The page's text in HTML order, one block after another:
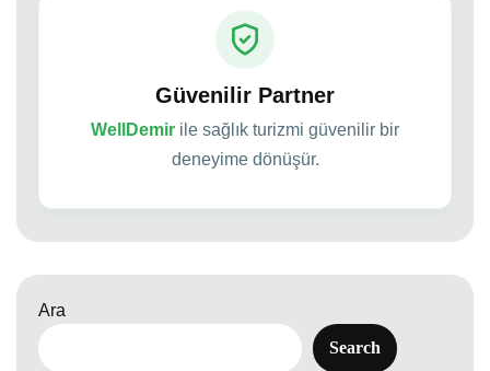
Güvenilir Partner
WellDemir ile sağlık turizmi güvenilir bir
deneyime dönüşür.
Ara
Search